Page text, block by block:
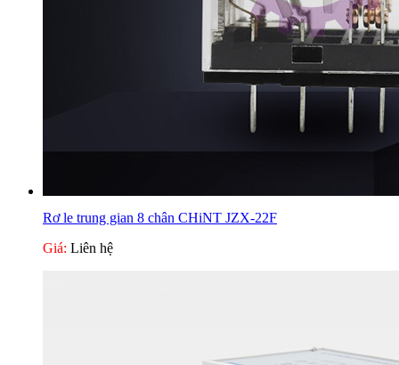
Rơ le trung gian 8 chân CHiNT JZX-22F
Giá: Liên hệ